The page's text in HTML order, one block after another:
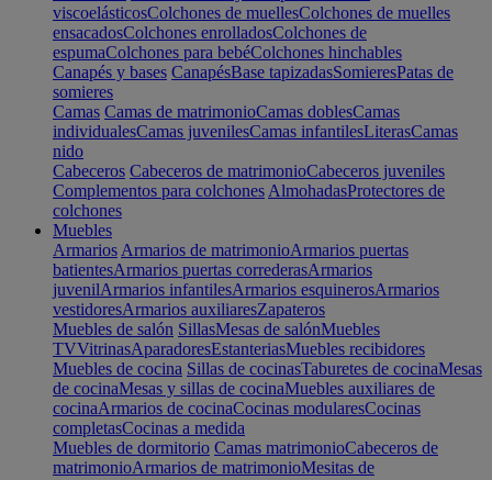
viscoelásticosColchones de muellesColchones de muelles
ensacadosColchones enrolladosColchones de
espumaColchones para bebéColchones hinchables
Canapés y bases CanapésBase tapizadasSomieresPatas de
somieres
Camas Camas de matrimonioCamas doblesCamas
individualesCamas juvenilesCamas infantilesLiterasCamas
nido
Cabeceros Cabeceros de matrimonioCabeceros juveniles
Complementos para colchones AlmohadasProtectores de
colchones
Muebles
Armarios Armarios de matrimonioArmarios puertas
batientesArmarios puertas correderasArmarios
juvenilArmarios infantilesArmarios esquinerosArmarios
vestidoresArmarios auxiliaresZapateros
Muebles de salón SillasMesas de salónMuebles
TVVitrinasAparadoresEstanteriasMuebles recibidores
Muebles de cocina Sillas de cocinasTaburetes de cocinaMesas
de cocinaMesas y sillas de cocinaMuebles auxiliares de
cocinaArmarios de cocinaCocinas modularesCocinas
completasCocinas a medida
Muebles de dormitorio Camas matrimonioCabeceros de
matrimonioArmarios de matrimonioMesitas de